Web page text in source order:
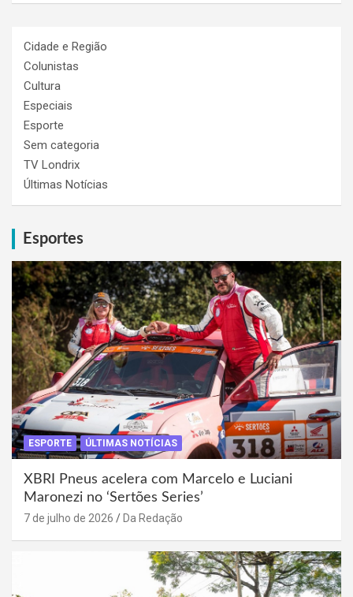
Cidade e Região
Colunistas
Cultura
Especiais
Esporte
Sem categoria
TV Londrix
Últimas Notícias
Esportes
ESPORTE ÚLTIMAS NOTÍCIAS
XBRI Pneus acelera com Marcelo e Luciani
Maronezi no ‘Sertões Series’
7 de julho de 2026 Da Redação